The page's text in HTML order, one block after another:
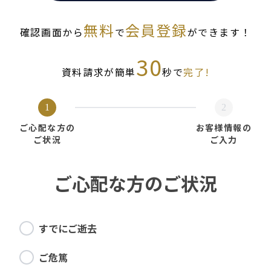
確認画面から無料で会員登録ができます！
資料請求が簡単30秒で完了!
1
ご心配な方の
ご状況
2
お客様情報の
ご入力
ご心配な方のご状況
すでにご逝去
ご危篤